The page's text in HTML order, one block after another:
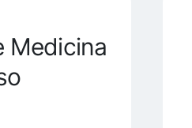
Medicina